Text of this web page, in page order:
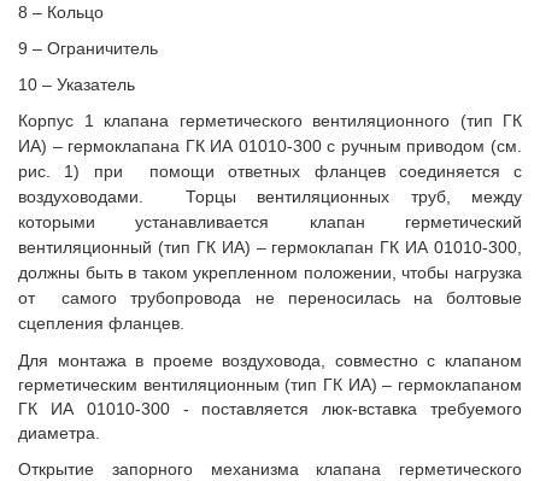
8 – Кольцо
9 – Ограничитель
10 – Указатель
Корпус 1 клапана герметического вентиляционного (тип ГК
ИА) – гермоклапана ГК ИА 01010-300 с ручным приводом (см.
рис. 1) при помощи ответных фланцев соединяется с
воздуховодами. Торцы вентиляционных труб, между
которыми устанавливается клапан герметический
вентиляционный (тип ГК ИА) – гермоклапан ГК ИА 01010-300,
должны быть в таком укрепленном положении, чтобы нагрузка
от самого трубопровода не переносилась на болтовые
сцепления фланцев.
Для монтажа в проеме воздуховода, совместно с клапаном
герметическим вентиляционным (тип ГК ИА) – гермоклапаном
ГК ИА 01010-300 - поставляется люк-вставка требуемого
диаметра.
Открытие запорного механизма клапана герметического